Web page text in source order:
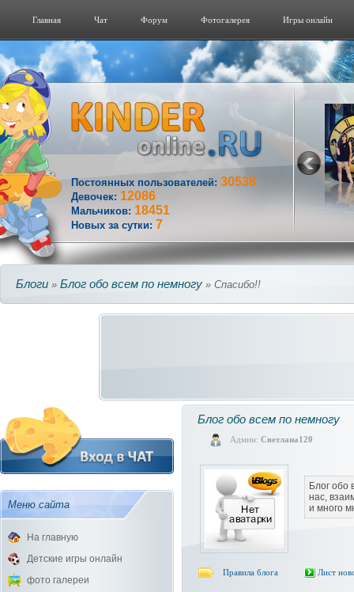
Главная Чат Форум Фотогалерeя Игры онлайн
Постоянных пользователей: 30538
Девочек: 12086
Мальчиков: 18451
Новых за сутки: 7
Блоги » Блог обо всем по немногу » Спасибо!!
Меню сайта
На главную
Детские игры онлайн
фото галереи
Блог обо всем по немногу
Админ: Светлана120
Блог обо
нас,
и много
Правила блога Лист